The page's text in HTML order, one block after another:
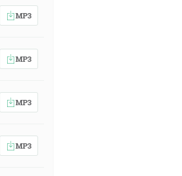
MP3
MP3
MP3
MP3